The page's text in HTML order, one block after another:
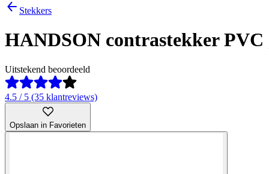
Stekkers
HANDSON contrastekker
Uitstekend beoordeeld
4.5 / 5 (35 klantreviews)
Opslaan in Favorieten